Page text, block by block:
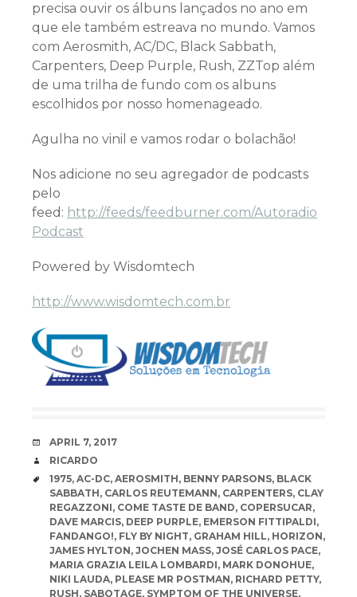
precisa ouvir os álbuns lançados no ano em
que ele também estreava no mundo. Vamos
com Aerosmith, AC/DC, Black Sabbath,
Carpenters, Deep Purple, Rush, ZZTop além
de uma trilha de fundo com os albuns
escolhidos por nosso homenageado.
Agulha no vinil e vamos rodar o bolachão!
Nos adicione no seu agregador de podcasts
pelo
feed: http://feeds/feedburner.com/Autoradio
Podcast
Powered by Wisdomtech
http://www.wisdomtech.com.br
DATE
APRIL 7, 2017
AUTHOR
RICARDO
TAGS
1975, AC-DC, AEROSMITH, BENNY PARSONS, BLACK
SABBATH, CARLOS REUTEMANN, CARPENTERS, CLAY
REGAZZONI, COME TASTE DE BAND, COPERSUCAR,
DAVE MARCIS, DEEP PURPLE, EMERSON FITTIPALDI,
FANDANGO!, FLY BY NIGHT, GRAHAM HILL, HORIZON,
JAMES HYLTON, JOCHEN MASS, JOSÉ CARLOS PACE,
MARIA GRAZIA LEILA LOMBARDI, MARK DONOHUE,
NIKI LAUDA, PLEASE MR POSTMAN, RICHARD PETTY,
RUSH, SABOTAGE, SYMPTOM OF THE UNIVERSE,